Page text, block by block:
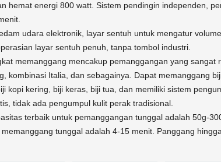
hemat energi 800 watt. Sistem pendingin independen,
udara elektronik, layar sentuh untuk mengatur
layar sentuh penuh, tanpa tombol industri.
memanggang mencakup pemanggangan yang sangat
kombinasi Italia, dan sebagainya. Dapat memanggang
kopi kering, biji keras, biji tua, dan memiliki sistem
tidak ada pengumpul kulit perak tradisional.
terbaik untuk pemanggangan tunggal adalah 50g-
memanggang tunggal adalah 4-15 menit. Panggang